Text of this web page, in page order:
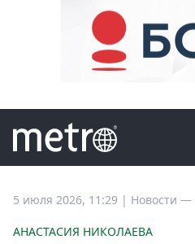
Все
5 июля 2026, 11:29 | Новости —
АНАСТАСИЯ НИКОЛАЕВА